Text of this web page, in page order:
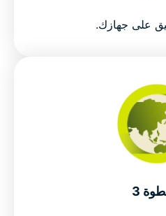
Why
Connect to our
Popular VPN
على جهازك.
3